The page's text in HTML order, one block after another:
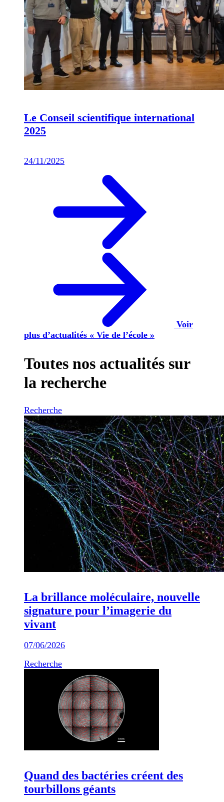
Le Conseil scientifique international
2025
24/11/2025
Voir
plus d’actualités « Vie de l’école »
Toutes nos actualités sur
la recherche
Recherche
La brillance moléculaire, nouvelle
signature pour l’imagerie du
vivant
07/06/2026
Recherche
Quand des bactéries créent des
tourbillons géants